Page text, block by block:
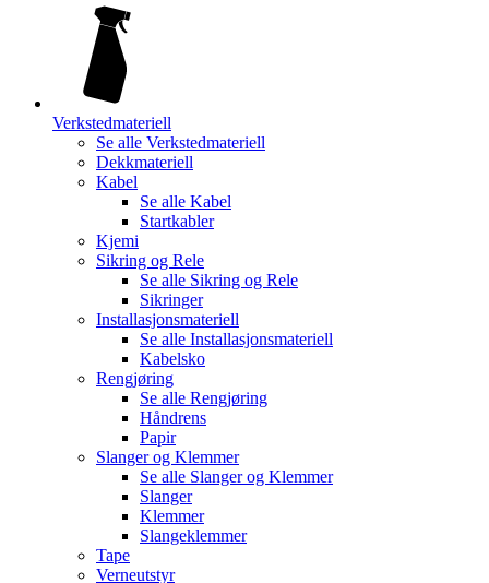
Verkstedmateriell
Se alle Verkstedmateriell
Dekkmateriell
Kabel
Se alle Kabel
Startkabler
Kjemi
Sikring og Rele
Se alle Sikring og Rele
Sikringer
Installasjonsmateriell
Se alle Installasjonsmateriell
Kabelsko
Rengjøring
Se alle Rengjøring
Håndrens
Papir
Slanger og Klemmer
Se alle Slanger og Klemmer
Slanger
Klemmer
Slangeklemmer
Tape
Verneutstyr